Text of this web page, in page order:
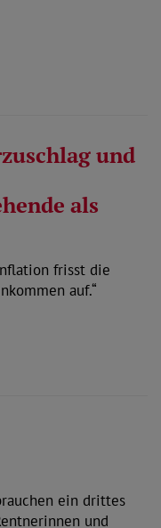
und
als
frisst die
auf.“
ein drittes
und